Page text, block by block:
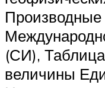
(СИ),
величины